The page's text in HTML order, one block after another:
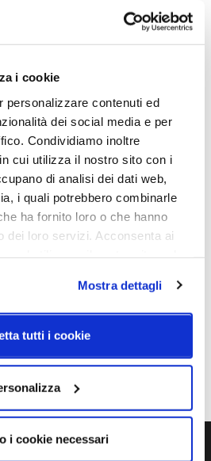
i cookie
personalizzare contenuti ed
dei social media e per
Condividiamo inoltre
cui utilizza il nostro sito con i
di analisi dei dati web,
i quali potrebbero combinarle
ha fornito loro o che hanno
dei loro servizi. Acconsenta ai
Mostra dettagli
tutti i cookie
i cookie necessari
foro: 170mm
| 36 W DC - 40 W AC
Dimensione
Ø17
Sorgente luminosa